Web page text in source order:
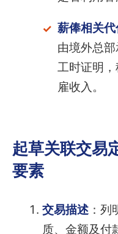
薪俸相关代
由境外总
工时证明
雇收入。
起草关联交易
要素
交易描述：列
质、金额及付